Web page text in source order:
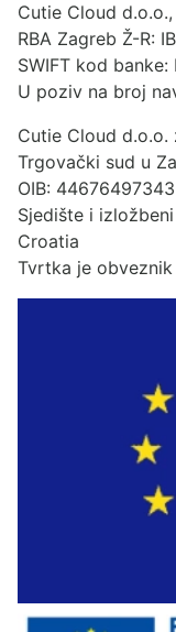
Cutie Cloud
RBA Zagreb Ž-R:
SWIFT kod banke:
U poziv na broj
Cutie Cloud
Trgovački sud u
OIB: 44676497343
Sjedište i
Croatia
Tvrtka je obveznik